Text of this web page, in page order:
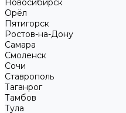
Новосибирск
Орёл
Пятигорск
Ростов-на-Дону
Самара
Смоленск
Сочи
Ставрополь
Таганрог
Тамбов
Тула